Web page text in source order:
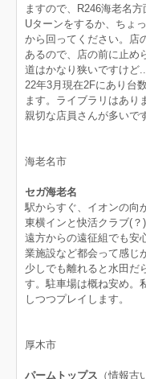
ますので、R246海老名
Uターンをするか、ちょ
から回ってください。店
あるので、店の前に止め
道はかなり狭いですけど
22年3月現在2Fにあり台
ます。ライブラリはあり
親切な店員さんが多いで
海老名市
セガ海老名
駅からすぐ、イオンの向
東横インと快活クラブ(？
遠方からの遠征組でも安
業施設など都会って感じ
少しでも離れると水田だ
す。駐車場は概ね安め。
しつつプレイします。
厚木市
パームトップス （情報古